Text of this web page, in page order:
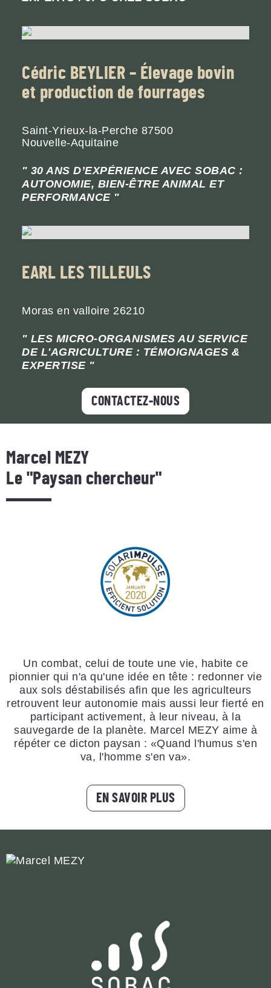
Cédric BEYLIER – Élevage bovin
et production de fourrages
Saint-Yrieux-la-Perche 87500
Nouvelle-Aquitaine
30 ANS D’EXPÉRIENCE AVEC SOBAC :
AUTONOMIE, BIEN-ÊTRE ANIMAL ET
PERFORMANCE
EARL LES TILLEULS
Moras en valloire 26210
LES MICRO-ORGANISMES AU SERVICE
DE L'AGRICULTURE : TÉMOIGNAGES &
EXPERTISE
CONTACTEZ-NOUS
Marcel MEZY
Le "Paysan chercheur"
Un combat, celui de toute une vie, habite ce
pionnier qui n'a qu'une idée en tête : redonner vie
aux sols déstabilisés afin que les agriculteurs
retrouvent leur autonomie mais aussi leur fierté en
participant activement, à leur niveau, à la
sauvegarde de la planète. Marcel MEZY aime à
répéter ce dicton paysan : «Quand l'humus s'en
va, l'homme s'en va».
EN SAVOIR PLUS